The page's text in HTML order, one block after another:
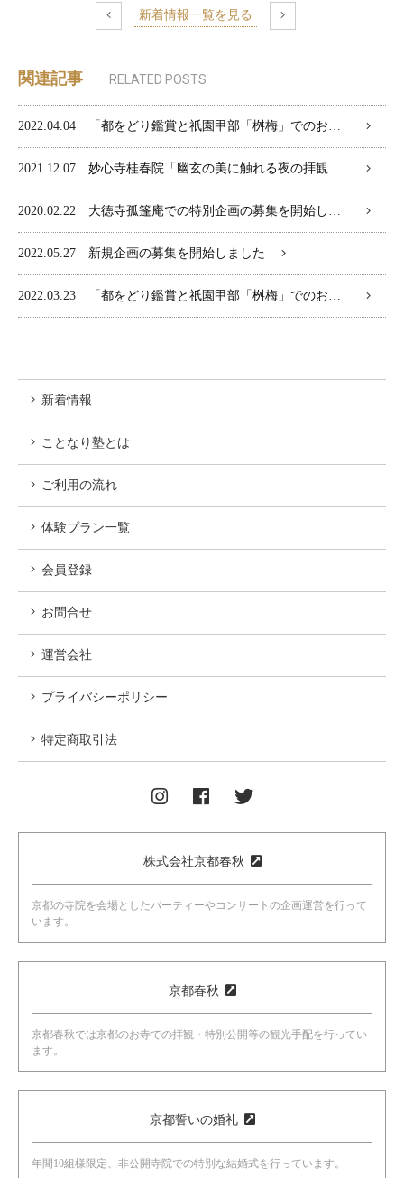
新着情報一覧を見る
関連記事 RELATED POSTS
2022.04.04 「都をどり鑑賞と祇園甲部「桝梅」でのお座敷遊び」催行が決定しました
2021.12.07 妙心寺桂春院「幽玄の美に触れる夜の拝観」 終了のお知らせ
2020.02.22 大徳寺孤篷庵での特別企画の募集を開始しました。
2022.05.27 新規企画の募集を開始しました
2022.03.23 「都をどり鑑賞と祇園甲部「桝梅」でのお座敷遊び」開催のお知らせ
新着情報
ことなり塾とは
ご利用の流れ
体験プラン一覧
会員登録
お問合せ
運営会社
プライバシーポリシー
特定商取引法
株式会社京都春秋
京都の寺院を会場としたパーティーやコンサートの企画運営を行って
います。
京都春秋
京都春秋では京都のお寺での拝観・特別公開等の観光手配を行ってい
ます。
京都誓いの婚礼
年間10組様限定、非公開寺院での特別な結婚式を行っています。